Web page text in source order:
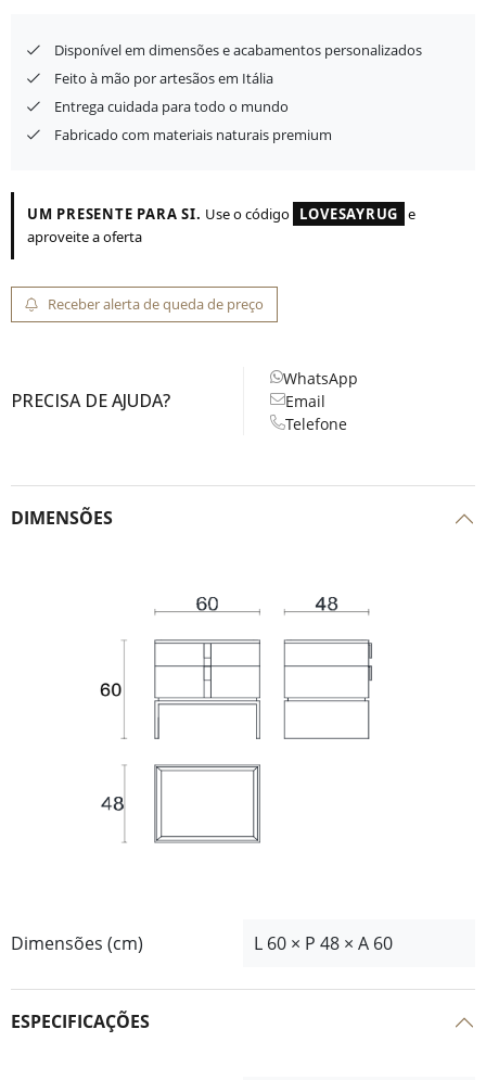
Disponível em dimensões e acabamentos personalizados
Feito à mão por artesãos em Itália
Entrega cuidada para todo o mundo
Fabricado com materiais naturais premium
UM PRESENTE PARA SI. Use o código LOVESAYRUG e
aproveite a oferta
Receber alerta de queda de preço
PRECISA DE AJUDA?
WhatsApp
Email
Telefone
DIMENSÕES
Dimensões (cm) L 60 × P 48 × A 60
ESPECIFICAÇÕES